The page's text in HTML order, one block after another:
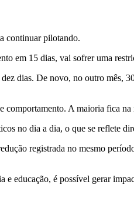
continuar pilotando.
em 15 dias, vai sofrer uma
dias. De novo, no outro mês,
A maioria fica na
no dia a dia, o que se reflete
registrada no mesmo
e educação, é possível gerar